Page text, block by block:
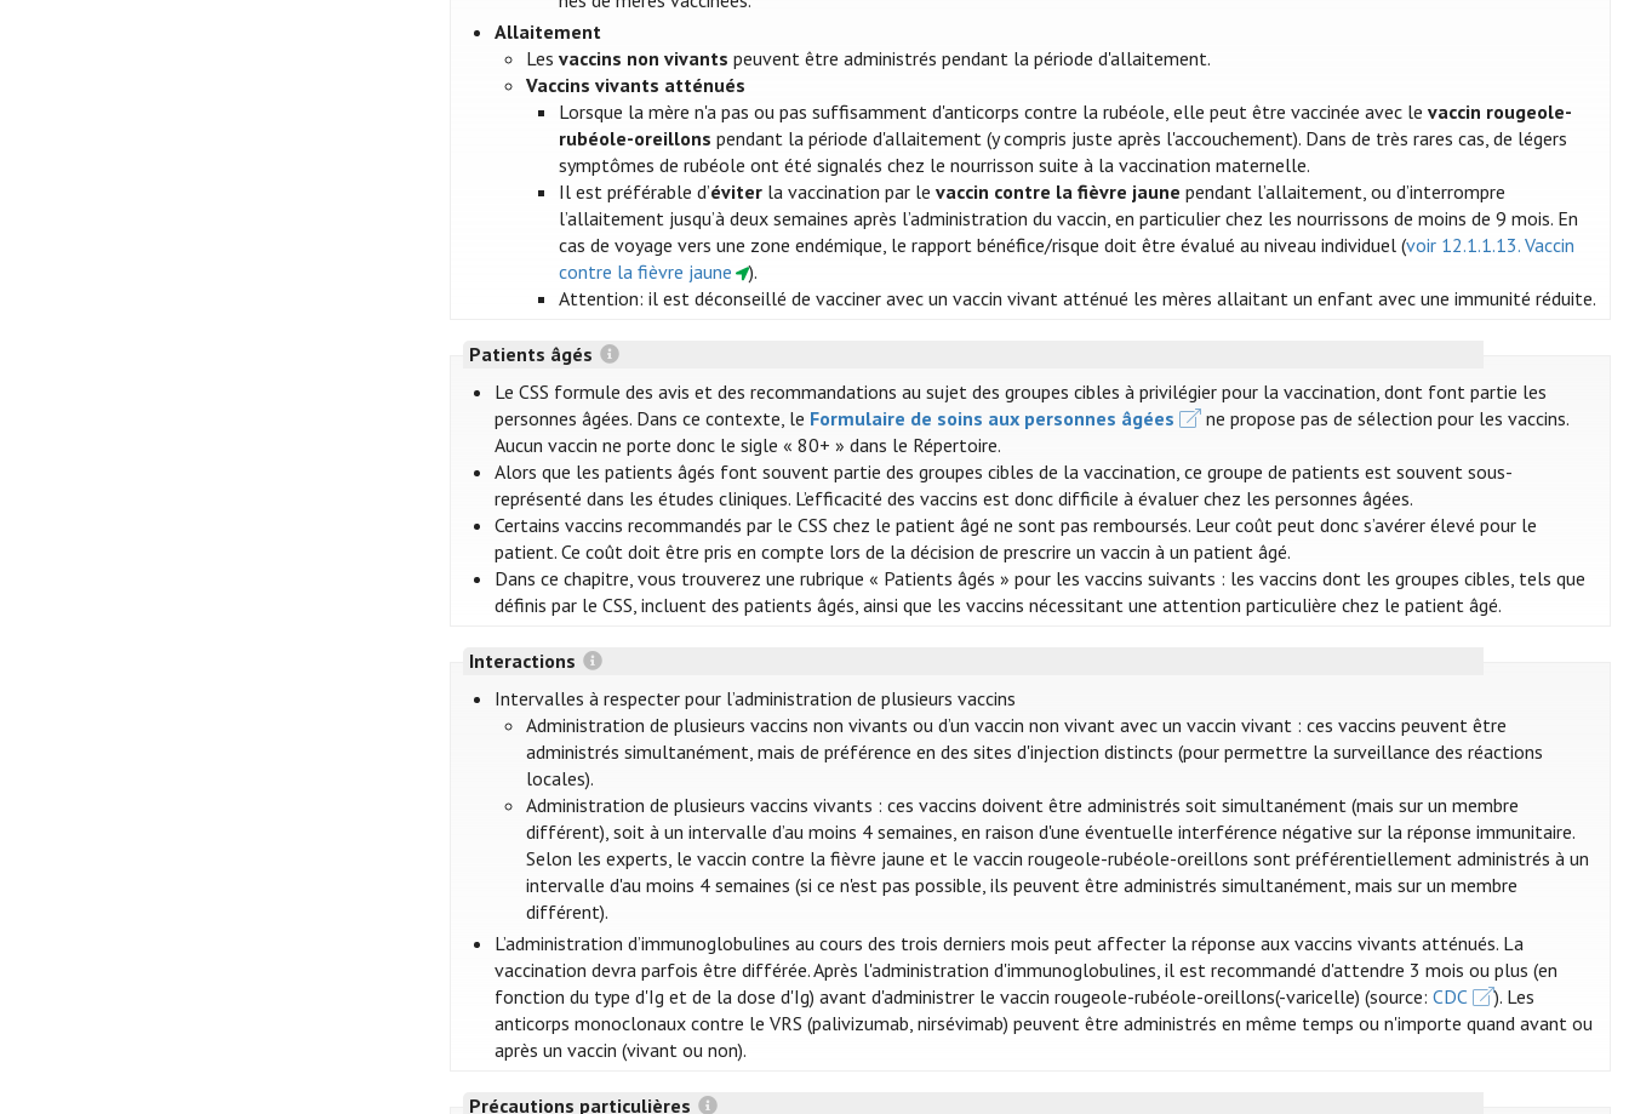
Allaitement
Lesvaccins non vivants peuvent être administrés pendant la période d'allaitement.
Vaccins vivants atténués
Lorsque la mère n'a pas ou pas suffisamment d'anticorps contre la rubéole, elle peut être vaccinée avec le vaccin rougeole-
rubéole-oreillons pendant la période d'allaitement (y compris juste après l'accouchement). Dans de très rares cas, de légers
symptômes de rubéole ont été signalés chez le nourrisson suite à la vaccination maternelle.
Il est préférable d’éviterla vaccination par le vaccin contre la fièvre jaune pendant l’allaitement, ou d’interrompre
l’allaitement jusqu’à deux semaines après l’administration du vaccin, en particulier chez les nourrissons de moins de 9 mois. En
cas de voyage vers une zone endémique, le rapport bénéfice/risque doit être évalué au niveau individuel (voir 12.1.1.13. Vaccin
contre la fièvre jaune
).
Attention: il est déconseillé de vacciner avec un vaccin vivant atténué les mères allaitant un enfant avec une immunité réduite.
Patients âgés
Le CSS formule des avis et des recommandations au sujet des groupes cibles à privilégier pour la vaccination, dont font partie les
personnes âgées. Dans ce contexte, le Formulaire de soins aux personnes âgées
ne propose pas de sélection pour les vaccins.
Aucun vaccin ne porte donc le sigle « 80+ » dans le Répertoire.
Alors que les patients âgés font souvent partie des groupes cibles de la vaccination, ce groupe de patients est souvent sous-
représenté dans les études cliniques. L’efficacité des vaccins est donc difficile à évaluer chez les personnes âgées.
Certains vaccins recommandés par le CSS chez le patient âgé ne sont pas remboursés. Leur coût peut donc s’avérer élevé pour le
patient. Ce coût doit être pris en compte lors de la décision de prescrire un vaccin à un patient âgé.
Dans ce chapitre, vous trouverez une rubrique « Patients âgés » pour les vaccins suivants : les vaccins dont les groupes cibles, tels que
définis par le CSS, incluent des patients âgés, ainsi que les vaccins nécessitant une attention particulière chez le patient âgé.
Interactions
Intervalles à respecter pour l’administration de plusieurs vaccins
Administration de plusieurs vaccins non vivants ou d’un vaccin non vivant avec un vaccin vivant : ces vaccins peuvent être
administrés simultanément, mais de préférence en des sites d'injection distincts (pour permettre la surveillance des réactions
locales).
Administration de plusieurs vaccins vivants : ces vaccins doivent être administrés soit simultanément (mais sur un membre
différent), soit à un intervalle d’au moins 4 semaines, en raison d'une éventuelle interférence négative sur la réponse immunitaire.
Selon les experts, le vaccin contre la fièvre jaune et le vaccin rougeole-rubéole-oreillons sont préférentiellement administrés à un
intervalle d'au moins 4 semaines (si ce n'est pas possible, ils peuvent être administrés simultanément, mais sur un membre
différent).
L’administration d’immunoglobulines au cours des trois derniers mois peut affecter la réponse aux vaccins vivants atténués. La
vaccination devra parfois être différée. Après l'administration d'immunoglobulines, il est recommandé d'attendre 3 mois ou plus (en
fonction du type d'Ig et de la dose d'Ig) avant d'administrer le vaccin rougeole-rubéole-oreillons(-varicelle) (source:CDC
). Les
anticorps monoclonaux contre le VRS (palivizumab, nirsévimab) peuvent être administrés en même temps ou n'importe quand avant ou
après un vaccin (vivant ou non).
Précautions particulières